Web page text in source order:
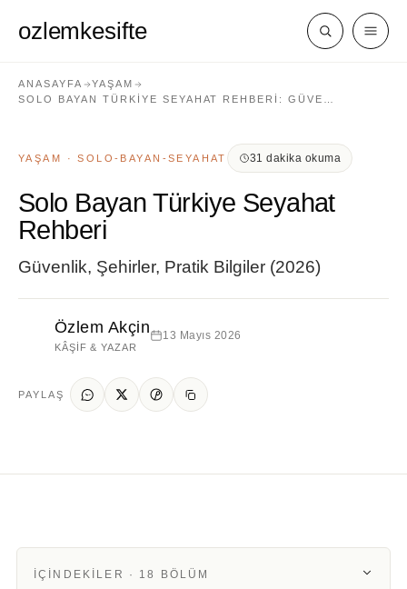
ozlemkesifte
ANASAYFA
YAŞAM
SOLO BAYAN TÜRKIYE SEYAHAT REHBERI: GÜVE…
YAŞAM · SOLO-BAYAN-SEYAHAT 31 dakika okuma
Solo Bayan Türkiye Seyahat
Rehberi
Güvenlik, Şehirler, Pratik Bilgiler (2026)
Özlem Akçin
KÂŞIF & YAZAR
13 Mayıs 2026
PAYLAŞ
İÇINDEKILER · 18 BÖLÜM